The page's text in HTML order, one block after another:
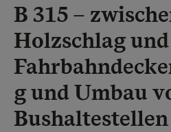
B 315 –
Holzschlag
g und Umbau
Bushaltestellen